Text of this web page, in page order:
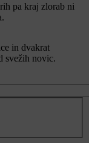
pa kraj zlorab ni
in dvakrat
svežih novic.